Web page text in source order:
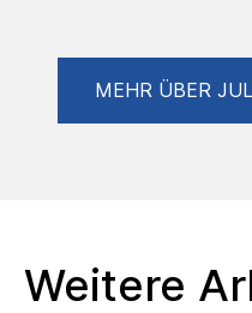
MEHR ÜBER
Weitere